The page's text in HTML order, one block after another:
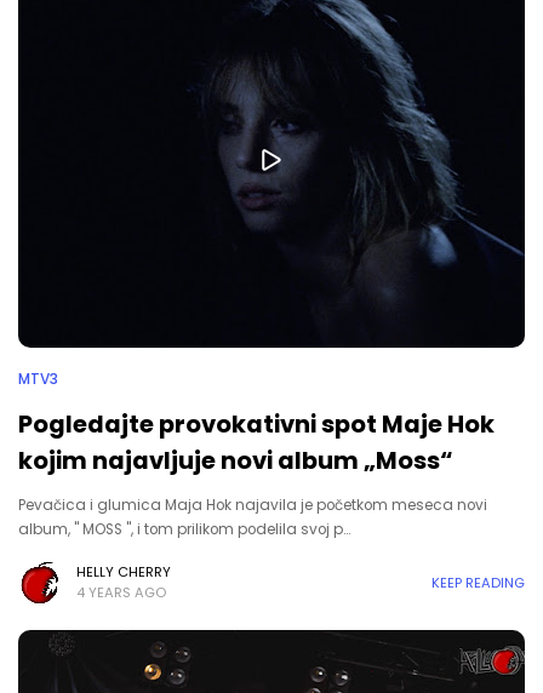
MTV3
Pogledajte provokativni spot Maje Hok
kojim najavljuje novi album „Moss“
Pevačica i glumica Maja Hok najavila je početkom meseca novi
album, " MOSS ", i tom prilikom podelila svoj p…
HELLY CHERRY
4 YEARS AGO
KEEP READING